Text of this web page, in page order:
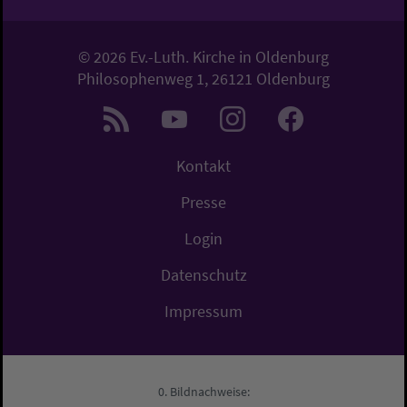
© 2026 Ev.-Luth. Kirche in Oldenburg
Philosophenweg 1, 26121 Oldenburg
Kontakt
Presse
Login
Datenschutz
Impressum
Bildnachweise: